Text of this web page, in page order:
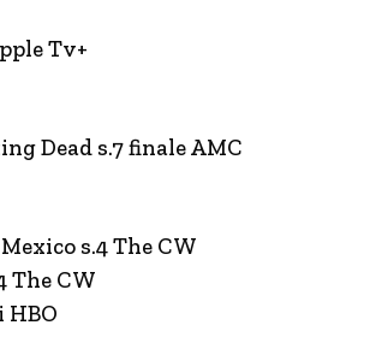
Tv+
Dead s.7 finale AMC
s.4 The CW
The CW
HBO